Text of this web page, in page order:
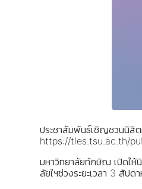
ประชาสัมพันธ์เชิญชวนนิสิต
https://tles.tsu.ac.th/
มหาวิทยาลัยทักษิณ เปิดให้
ลัยใฯช่วงระยะเวลา 3 สัป